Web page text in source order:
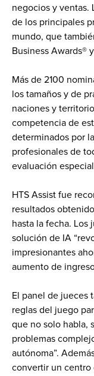
negocios y ventas.
de los principales
mundo, que
Business Awards®
Más de 2100
los tamaños y de
naciones y
competencia de
determinados por
profesionales de
evaluación
HTS Assist fue
resultados
hasta la fecha. Los
solución de IA
impresionantes
aumento de
El panel de jueces
reglas del juego
que no solo habla,
problemas
autónoma”.
convertir un centro